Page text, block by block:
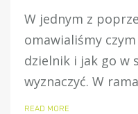
W jednym z
omawialiśmy
dzielnik i jak go w
wyznaczyć. W
READ MORE